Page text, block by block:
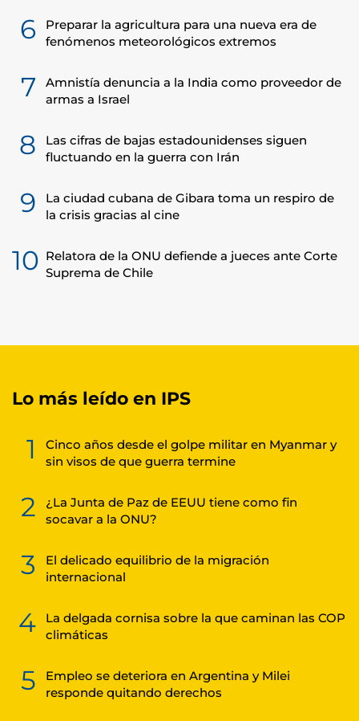
6
Preparar la agricultura para una nueva era de
fenómenos meteorológicos extremos
7
Amnistía denuncia a la India como proveedor de
armas a Israel
8
Las cifras de bajas estadounidenses siguen
fluctuando en la guerra con Irán
9
La ciudad cubana de Gibara toma un respiro de
la crisis gracias al cine
10 Relatora de la ONU defiende a jueces ante Corte
Suprema de Chile
Lo más leído en IPS
1
Cinco años desde el golpe militar en Myanmar y
sin visos de que guerra termine
2
¿La Junta de Paz de EEUU tiene como fin
socavar a la ONU?
3
El delicado equilibrio de la migración
internacional
4
La delgada cornisa sobre la que caminan las COP
climáticas
5
Empleo se deteriora en Argentina y Milei
responde quitando derechos